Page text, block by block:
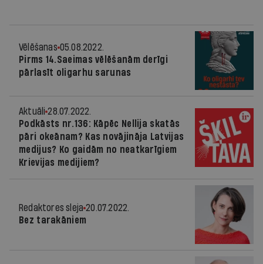
Vēlēšanas 05.08.2022.
Pirms 14.Saeimas vēlēšanām derīgi
pārlasīt oligarhu sarunas
Aktuāli 28.07.2022.
Podkāsts nr.136: Kāpēc Nellija skatās
pāri okeānam? Kas novājināja Latvijas
medijus? Ko gaidām no neatkarīgiem
Krievijas medijiem?
Redaktores sleja 20.07.2022.
Bez tarakāniem